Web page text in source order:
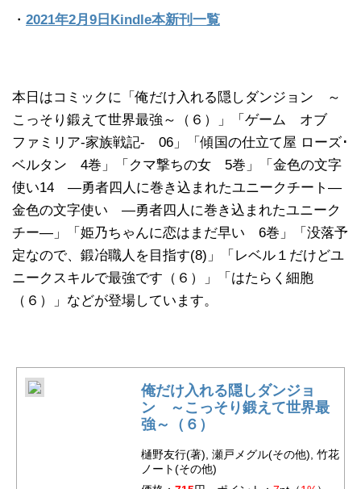
・ 2021年2月9日Kindle本新刊一覧
本日はコミックに「俺だけ入れる隠しダンジョン ～
こっそり鍛えて世界最強～（６）」「ゲーム オブ
ファミリア-家族戦記- 06」「傾国の仕立て屋 ローズ･
ベルタン 4巻」「クマ撃ちの女 5巻」「金色の文字
使い14 ―勇者四人に巻き込まれたユニークチート―
金色の文字使い ―勇者四人に巻き込まれたユニーク
チー―」「姫乃ちゃんに恋はまだ早い 6巻」「没落予
定なので、鍛冶職人を目指す(8)」「レベル１だけどユ
ニークスキルで最強です（６）」「はたらく細胞
（６）」などが登場しています。
俺だけ入れる隠しダンジョ
ン ～こっそり鍛えて世界最
強～（６）
樋野友行(著), 瀬戸メグル(その他), 竹花
ノート(その他)